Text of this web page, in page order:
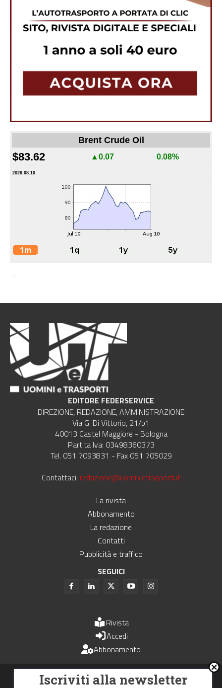
Brent Crude Oil
$83.62 ▲0.07 0.08%
2026.08.10
-
EDITORE FEDERSERVICE
DIREZIONE, REDAZIONE, AMMINISTRAZIONE
Via G. Di Vittorio, 21/b1
40013 Castel Maggiore - Bologna
Partita Iva: 03498360373
Tel. 051 7093831 - Fax 051 705029
Contattaci: redazione@uominietrasporti.it
La rivista
Abbonamento
La redazione
Contatti
Pubblicità e traffico
SEGUICI
Rivista
Accedi
Abbonamento
Uomini e Trasporti è un periodico associato all'Unione Stampa
Periodica Italiana - USPI
Iscriviti alla newsletter